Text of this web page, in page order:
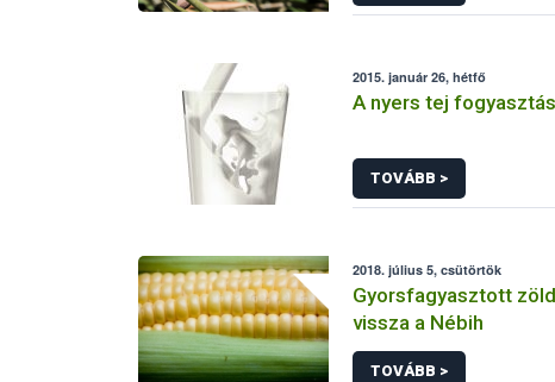
2015. január 26, hétfő
A nyers tej
TOVÁBB >
2018. július 5, csütörtök
Gyorsfagyasztott
vissza a Nébih
TOVÁBB >